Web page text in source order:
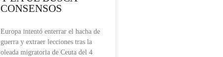
CONSENSOS
Europa intentó enterrar el hacha de
guerra y extraer lecciones tras la
oleada migratoria de Ceuta del 4